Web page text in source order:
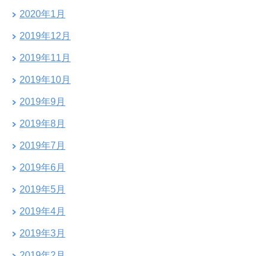
2020年1月
2019年12月
2019年11月
2019年10月
2019年9月
2019年8月
2019年7月
2019年6月
2019年5月
2019年4月
2019年3月